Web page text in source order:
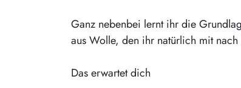
Ganz nebenbei lernt ihr die
aus Wolle, den ihr natürlich mit
Das erwartet dich